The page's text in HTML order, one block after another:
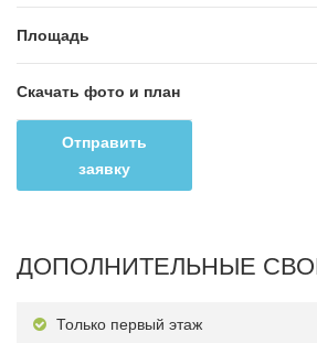
Площадь
Скачать фото и план
Отправить
заявку
ДОПОЛНИТЕЛЬНЫЕ
Только первый этаж